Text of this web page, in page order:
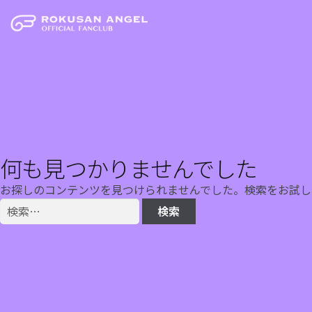
何も見つかりませんでした
お探しのコンテンツを見つけられませんでした。検索をお試し
検
索: